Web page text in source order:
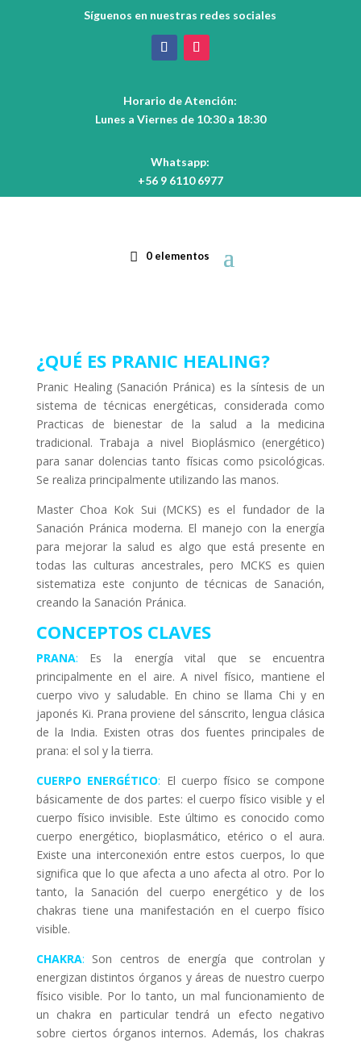
Síguenos en nuestras redes sociales
Horario de Atención:
Lunes a Viernes de 10:30 a 18:30
Whatsapp:
+56 9 6110 6977
0 elementos
¿QUÉ ES PRANIC HEALING?
Pranic Healing (Sanación Pránica) es la síntesis de un
sistema de técnicas energéticas, considerada como
Practicas de bienestar de la salud a la medicina
tradicional. Trabaja a nivel Bioplásmico (energético)
para sanar dolencias tanto físicas como psicológicas.
Se realiza principalmente utilizando las manos.
Master Choa Kok Sui (MCKS) es el fundador de la
Sanación Pránica moderna. El manejo con la energía
para mejorar la salud es algo que está presente en
todas las culturas ancestrales, pero MCKS es quien
sistematiza este conjunto de técnicas de Sanación,
creando la Sanación Pránica.
CONCEPTOS CLAVES
PRANA: Es la energía vital que se encuentra
principalmente en el aire. A nivel físico, mantiene el
cuerpo vivo y saludable. En chino se llama Chi y en
japonés Ki. Prana proviene del sánscrito, lengua clásica
de la India. Existen otras dos fuentes principales de
prana: el sol y la tierra.
CUERPO ENERGÉTICO: El cuerpo físico se compone
básicamente de dos partes: el cuerpo físico visible y el
cuerpo físico invisible. Este último es conocido como
cuerpo energético, bioplasmático, etérico o el aura.
Existe una interconexión entre estos cuerpos, lo que
significa que lo que afecta a uno afecta al otro. Por lo
tanto, la Sanación del cuerpo energético y de los
chakras tiene una manifestación en el cuerpo físico
visible.
CHAKRA: Son centros de energía que controlan y
energizan distintos órganos y áreas de nuestro cuerpo
físico visible. Por lo tanto, un mal funcionamiento de
un chakra en particular tendrá un efecto negativo
sobre ciertos órganos internos. Además, los chakras